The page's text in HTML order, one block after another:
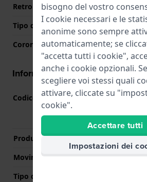
Retro cassa
Tipo di vetro
Corona
Corona
Informazioni del movimento
Codice Movimento M12L (
Scarica
Produttore Movimento
Timex
Movimento svizzero
No
Tipo di display
bisogno del vostro
I cookie necessari e le
anonime sono sempre
automaticamente; se
"accetta tutti i cookie",
anche i cookie opzionali.
scegliere voi stessi quali
attivare, cliccate su
cookie".
Accettare tutti
Impostazioni dei